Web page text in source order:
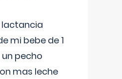
mi bebe de 1
pecho
mas leche